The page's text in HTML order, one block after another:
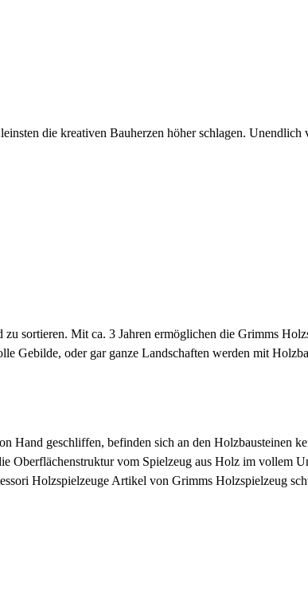
die kreativen Bauherzen höher schlagen.
sortieren. Mit ca. 3 Jahren ermöglichen die Grimms
Gebilde, oder gar ganze Landschaften werden mit
Hand geschliffen, befinden sich an den Holzbausteinen
Oberflächenstruktur vom Spielzeug aus Holz im vollem
Holzspielzeuge Artikel von Grimms Holzspielzeug